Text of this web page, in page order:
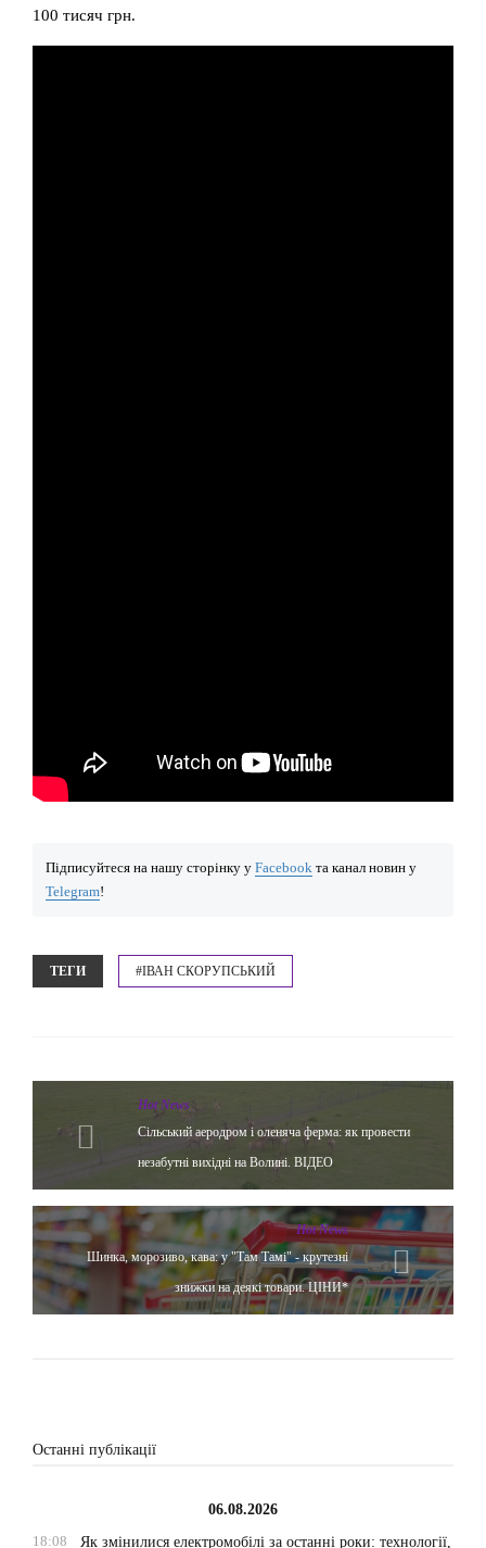
100 тисяч грн.
Підписуйтеся на нашу сторінку у Facebook та канал новин у
Telegram!
ТЕГИ #ІВАН СКОРУПСЬКИЙ
Hot News
Сільський аеродром і оленяча ферма: як провести
незабутні вихідні на Волині. ВІДЕО
Hot News
Шинка, морозиво, кава: у "Там Тамі" - крутезні
знижки на деякі товари. ЦІНИ*
Останні публікації
06.08.2026
18:08
Як змінилися електромобілі за останні роки: технології,